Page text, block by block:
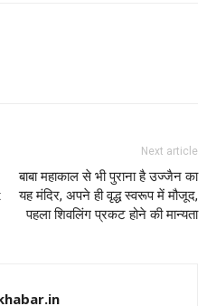
Next article
बाबा महाकाल से भी पुराना है उज्जैन का
यह मंदिर, अपने ही वृद्ध स्वरूप में मौजूद,
पहला शिवलिंग प्रकट होने की मान्यता